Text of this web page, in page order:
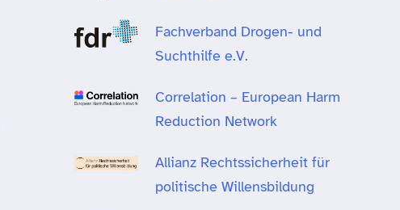
Fachverband Drogen- und
Suchthilfe e.V.
Correlation – European Harm
Reduction Network
Allianz Rechtssicherheit für
politische Willensbildung